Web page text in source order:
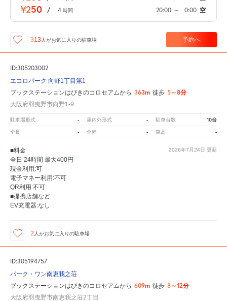
¥250 / 4 時間 20:00 ～ 0:00 空
313人がお気に入りの駐車場 予約へ
ID:305203002
エコロパーク 向野1丁目第1
ブックステーションはびきのコロセアムから 363m 徒歩 5～8分
大阪府羽曳野市向野1-9
駐車場形式 - 屋内外形式 - 駐車台数 10台
全長 - 全幅 - 車高 -
2026年7月24日 更新
■料金
全日 24時間 最大400円
現金利用:可
電子マネー利用:不可
QR利用:不可
■提携店舗など
EV充電器:なし
2 人がお気に入りの駐車場
ID:305194757
パーク・ワン南恵我之荘
ブックステーションはびきのコロセアムから 609m 徒歩 8～12分
大阪府羽曳野市南恵我之荘2丁目